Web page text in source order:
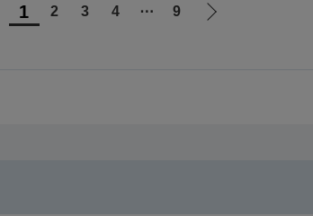
1 2 3 4 ⋯ 9
Következő